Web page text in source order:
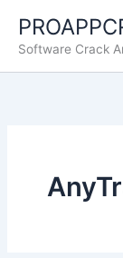
contenido
Software Crack